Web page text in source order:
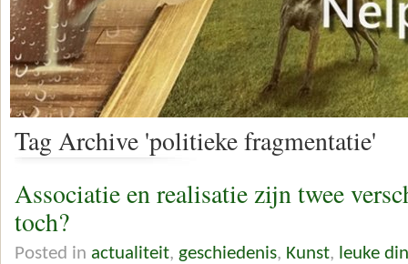
Tag Archive 'politieke fragmentatie'
Associatie en realisatie zijn twee
toch?
Posted in actualiteit, geschiedenis, Kunst, leuke